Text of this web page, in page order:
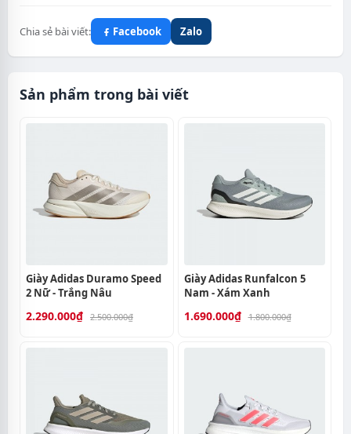
Chia sẻ bài viết: Facebook Zalo
Sản phẩm trong bài viết
Giày Adidas Duramo Speed
2 Nữ - Trắng Nâu
2.290.000₫ 2.500.000₫
Giày Adidas Runfalcon 5
Nam - Xám Xanh
1.690.000₫ 1.800.000₫